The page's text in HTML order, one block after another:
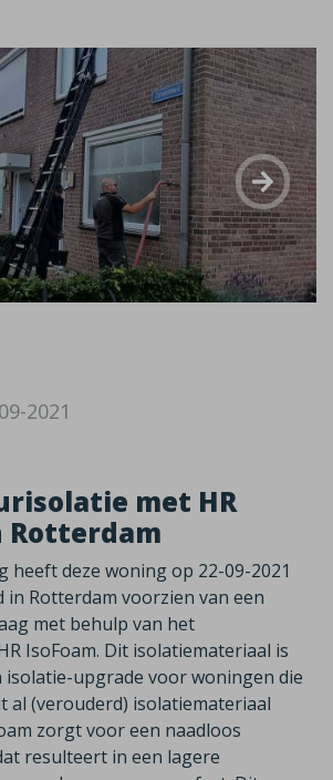
2021
met HR
Rotterdam
heeft deze woning op 22-09-2021
in Rotterdam voorzien van een
met behulp van het
IsoFoam. Dit isolatiemateriaal is
isolatie-upgrade voor woningen die
al (verouderd) isolatiemateriaal
zorgt voor een naadloos
resulteert in een lagere